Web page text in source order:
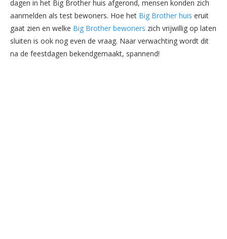
dagen in het Big Brother huis afgerond, mensen konden zich
aanmelden als test bewoners. Hoe het Big Brother huis eruit
gaat zien en welke Big Brother bewoners zich vrijwillig op laten
sluiten is ook nog even de vraag. Naar verwachting wordt dit
na de feestdagen bekendgemaakt, spannend!